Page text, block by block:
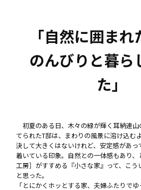
「自然に囲ま
のんびりと暮ら
た」
初夏のある日、木々の緑が輝く耳納連
てられたT邸は、まわりの風景に溶け込む
決して大きくはないけれど、安定感があ
着いている印象。自然との一体感もあり
工房］がすすめる『小さな家』って、こう
と思った。
「とにかくホッとする家、夫婦ふたりで